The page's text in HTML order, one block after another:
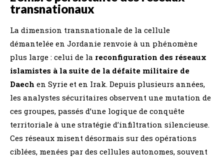
transnationaux
La dimension transnationale de la cellule
démantelée en Jordanie renvoie à un phénomène
plus large : celui de la reconfiguration des réseaux
islamistes à la suite de la défaite militaire de
Daech en Syrie et en Irak. Depuis plusieurs années,
les analystes sécuritaires observent une mutation de
ces groupes, passés d’une logique de conquête
territoriale à une stratégie d’infiltration silencieuse.
Ces réseaux misent désormais sur des opérations
ciblées, menées par des cellules autonomes, souvent